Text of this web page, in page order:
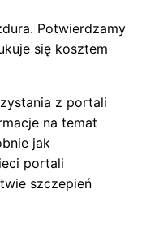
Potwierdzamy
się kosztem
z portali
na temat
jak
portali
szczepień